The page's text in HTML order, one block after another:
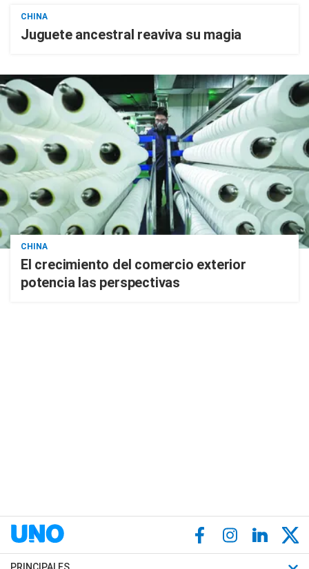
CHINA
Juguete ancestral reaviva su magia
CHINA
El crecimiento del comercio exterior
potencia las perspectivas